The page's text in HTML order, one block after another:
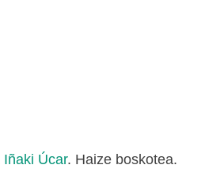
Iñaki Úcar. Haize boskotea.